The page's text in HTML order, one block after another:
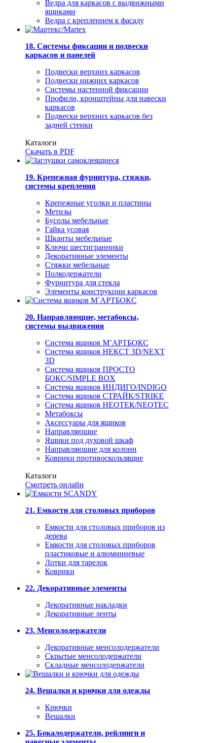
Ведра для каркасов с выдвижными
ящиками
Ведра с креплением к фасаду
18. Системы фиксации и подвески
каркасов и панелей
Подвески верхних каркасов
Подвески нижних каркасов
Системы настенной фиксации
Профили, кронштейны для навески
каркасов
Подвески верхних каркасов без
задней стенки
Каталоги
Скачать в PDF
19. Крепежная фурнитура, стяжки,
системы крепления
Крепежные уголки и пластины
Метизы
Бусолы мебельные
Гайка усовая
Шканты мебельные
Ключи шестигранники
Декоративные элементы
Стяжки мебельные
Полкодержатели
Фурнитура для стекла
Элементы конструкции каркасов
20. Направляющие, метабоксы,
системы выдвижения
Система ящиков М’АРТБОКС
Система ящиков НЕКСТ 3D/NEXT
3D
Система ящиков ПРОСТО
БОКС/SIMPLE BOX
Система ящиков ИНДИГО/INDIGO
Система ящиков СТРАЙК/STRIKE
Система ящиков НЕОТЕК/NEOTEC
Метабоксы
Аксессуары для ящиков
Направляющие
Ящики под духовой шкаф
Направляющие для колонн
Коврики противоскользящие
Каталоги
Смотреть онлайн
21. Емкости для столовых приборов
Емкости для столовых приборов из
дерева
Емкости для столовых приборов
пластиковые и алюминиевые
Лотки для тарелок
Коврики
22. Декоративные элементы
Декоративные накладки
Декоративные ленты
23. Менсолодержатели
Декоративные менсолодержатели
Скрытые менсолодержатели
Складные менсолодержатели
24. Вешалки и крючки для одежды
Крючки
Вешалки
25. Бокалодержатели, рейлинги и